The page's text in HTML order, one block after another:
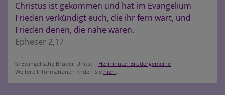
Christus ist gekommen und hat im Evangelium
Frieden verkündigt euch, die ihr fern wart, und
Frieden denen, die nahe waren.
Epheser 2,17
© Evangelische Brüder-Unität – Herrnhuter Brüdergemeine
Weitere Informationen finden Sie hier .